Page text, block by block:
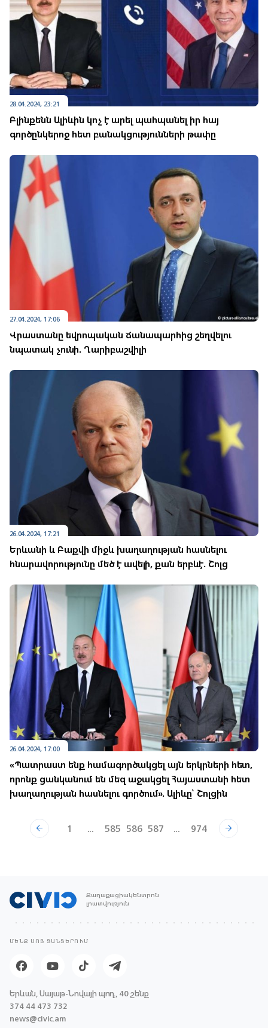
28.04.2024, 23:21
Բլինքենն Ալիևին կոչ է արել պահպանել իր հայ
գործընկերոջ հետ բանակցությունների թափը
27.04.2024, 17:06
Վրաստանը եվրոպական ճանապարհից շեղվելու
նպատակ չունի. Ղարիբաշվիլի
26.04.2024, 17:21
Երևանի և Բաքվի միջև խաղաղության հասնելու
հնարավորությունը մեծ է ավելի, քան երբևէ. Շոլց
26.04.2024, 17:00
«Պատրաստ ենք համագործակցել այն երկրների հետ,
որոնք ցանկանում են մեզ աջակցել Հայաստանի հետ
խաղաղության հասնելու գործում». Ալիևը՝ Շոլցին
1 ... 585 586 587 ... 974
Քաղաքացիակենտրոն
լրատվություն
ՄԵՆՔ ՍՈՑ ՑԱՆՑԵՐՈՒՄ
Երևան, Սայաթ-Նովայի պող., 40 շենք
374 44 473 732
news@civic.am